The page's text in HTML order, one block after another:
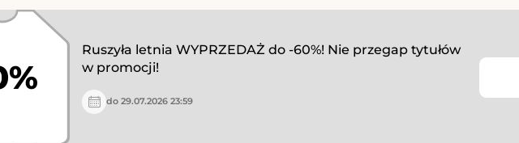
Ruszyła letnia WYPRZEDAŻ do -60%! Nie przegap tytułów
w promocji!
do 29.07.2026 23:59